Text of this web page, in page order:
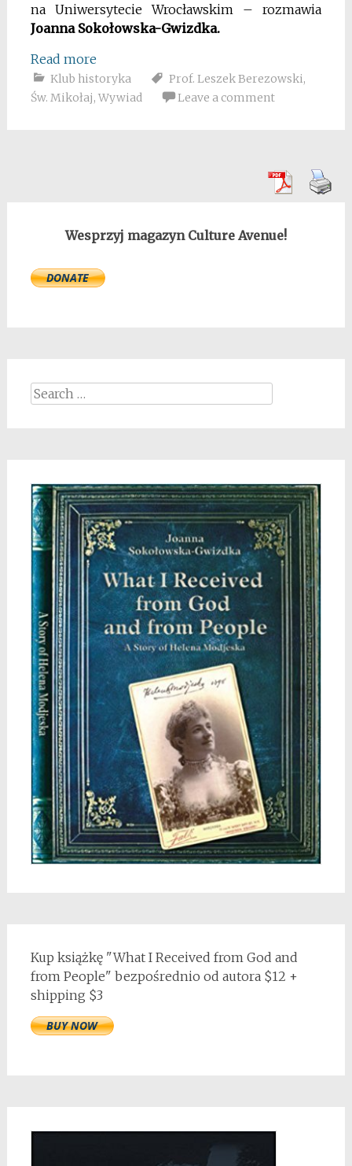
na Uniwersytecie Wrocławskim – rozmawia
Joanna Sokołowska-Gwizdka.
Read more
Klub historyka Prof. Leszek Berezowski,
Św. Mikołaj, Wywiad Leave a comment
Wesprzyj magazyn Culture Avenue!
Search
for:
Kup książkę "What I Received from God and
from People" bezpośrednio od autora $12 +
shipping $3